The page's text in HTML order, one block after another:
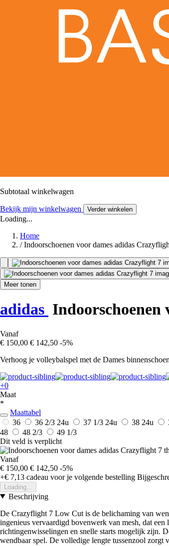
Subtotaal winkelwagen
Bekijk mijn winkelwagen Verder winkelen
Loading...
Home
/ Indoorschoenen voor dames adidas
Meer tonen
adidas Indoorschoenen
Vanaf
€ 150,00 € 142,50 -5%
Verhoog je volleybalspel met de Dames
+0
Maat
*
Maattabel
36
36 2/3 24u 37 1/3 24u 38 24u
48
48 2/3
49 1/3
Dit veld is verplicht
Vanaf
€ 150,00 € 142,50 -5%
+€ 7,13 cadeau voor je volgende bestelling
Loading...
Beschrijving
De Crazyflight 7 Low Cut is de belichaming van
ingenieus vervaardigd bovenwerk van mesh, dat
richtingenwisselingen en snelle starts mogelijk zijn.
wendbaar spel. De volledige lengte tussenzool zorgt